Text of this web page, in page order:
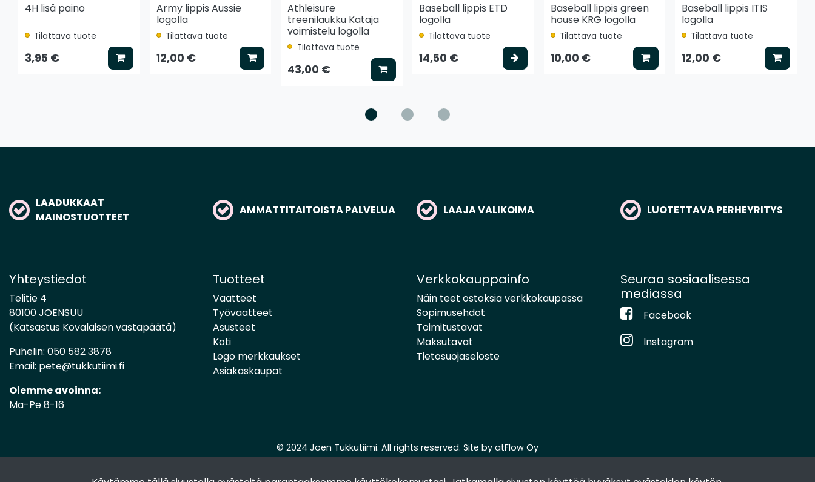
4H lisä paino
Tilattava tuote
3,95 € Lisää koriin
Army lippis Aussie
logolla
Tilattava tuote
12,00 € Lisää koriin
Athleisure
treenilaukku Kataja
voimistelu logolla
Tilattava tuote
43,00 € Lisää koriin
Baseball lippis ETD
logolla
Tilattava tuote
14,50 € Valitse vaihtoehto
Baseball lippis green
house KRG logolla
Tilattava tuote
10,00 € Lisää koriin
Baseball lippis ITIS
logolla
Tilattava tuote
12,00 € Lisää
LAADUKKAAT
MAINOSTUOTTEET
AMMATTITAITOISTA PALVELUA LAAJA VALIKOIMA LUOTETTAVA PERHEYRITYS
Yhteystiedot
Telitie 4
80100 JOENSUU
(Katsastus Kovalaisen vastapäätä)
Puhelin: 050 582 3878
Email: pete@tukkutiimi.fi
Olemme avoinna:
Ma-Pe 8-16
Tuotteet
Vaatteet
Työvaatteet
Asusteet
Koti
Logo merkkaukset
Asiakaskaupat
Verkkokauppainfo
Näin teet ostoksia verkkokaupassa
Sopimusehdot
Toimitustavat
Maksutavat
Tietosuojaseloste
Seuraa sosiaalisessa
mediassa
Facebook
Instagram
© 2024 Joen Tukkutiimi. All rights reserved. Site by atFlow Oy